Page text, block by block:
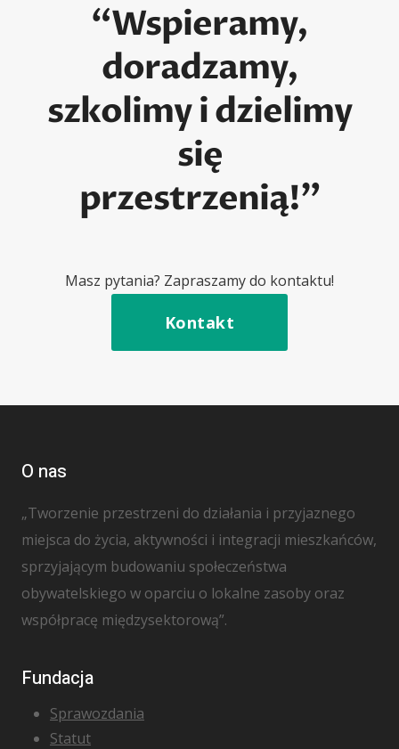
“Wspieramy,
doradzamy,
szkolimy i dzielimy
się
przestrzenią!”
Masz pytania? Zapraszamy do kontaktu!
Kontakt
O nas
„Tworzenie przestrzeni do działania i przyjaznego
miejsca do życia, aktywności i integracji mieszkańców,
sprzyjającym budowaniu społeczeństwa
obywatelskiego w oparciu o lokalne zasoby oraz
współpracę międzysektorową”.
Fundacja
Sprawozdania
Statut